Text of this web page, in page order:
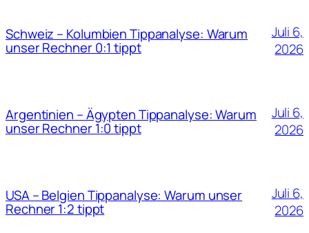
Schweiz – Kolumbien Tippanalyse: Warum
unser Rechner 0:1 tippt
Juli 6,
2026
Argentinien – Ägypten Tippanalyse: Warum
unser Rechner 1:0 tippt
Juli 6,
2026
USA – Belgien Tippanalyse: Warum unser
Rechner 1:2 tippt
Juli 6,
2026